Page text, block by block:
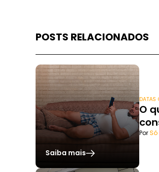
POSTS RELACIONADOS
Saiba mais
DATAS
O
Por